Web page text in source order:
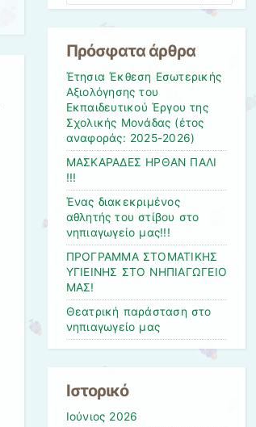
Πρόσφατα άρθρα
Έτησια Έκθεση Εσωτερικής
Αξιολόγησης του
Εκπαιδευτικού Έργου της
Σχολικής Μονάδας (έτος
αναφοράς: 2025-2026)
ΜΑΣΚΑΡΑΔΕΣ ΗΡΘΑΝ ΠΑΛΙ
!!!
Ένας διακεκριμένος
αθλητής του στίβου στο
νηπιαγωγείο μας!!!
ΠΡΟΓΡΑΜΜΑ ΣΤΟΜΑΤΙΚΗΣ
ΥΓΙΕΙΝΗΣ ΣΤΟ ΝΗΠΙΑΓΩΓΕΙΟ
ΜΑΣ!
Θεατρική παράσταση στο
νηπιαγωγείο μας
Ιστορικό
Ιούνιος 2026